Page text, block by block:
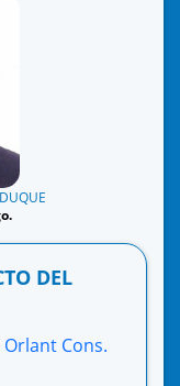
DEL
Orlant Cons.